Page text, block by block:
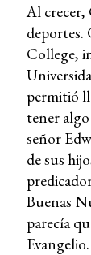
Al crecer,
deportes.
College,
permitió
tener
señor
de sus
Buenas
parecía
Evangelio.